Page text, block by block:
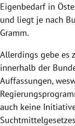
Eigenbedarf in
und liegt je nach
Gramm.
Allerdings gebe es
innerhalb der
Auffassungen,
auch keine